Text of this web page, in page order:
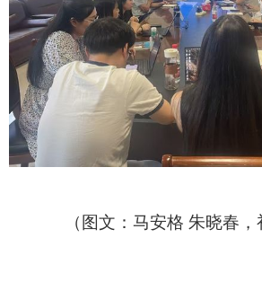
（图文：马安格 朱晓春